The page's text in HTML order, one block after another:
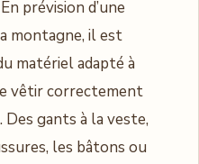
prévision d’une
montagne, il est
matériel adapté à
vêtir correctement
gants à la veste,
les bâtons ou